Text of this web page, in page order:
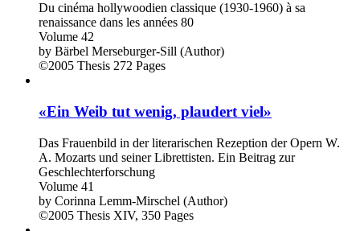
Du cinéma hollywoodien classique (1930-1960) à sa
renaissance dans les années 80
Volume 42
by Bärbel Merseburger-Sill (Author)
©2005 Thesis 272 Pages
«Ein Weib tut wenig, plaudert viel»
Das Frauenbild in der literarischen Rezeption der Opern W.
A. Mozarts und seiner Librettisten. Ein Beitrag zur
Geschlechterforschung
Volume 41
by Corinna Lemm-Mirschel (Author)
©2005 Thesis XIV, 350 Pages